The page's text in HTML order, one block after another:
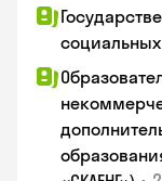
социальных